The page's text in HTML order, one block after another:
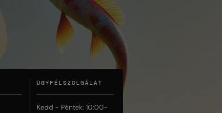
ÜGYFÉLSZOLGÁLAT
Kedd - Péntek: 10:00-